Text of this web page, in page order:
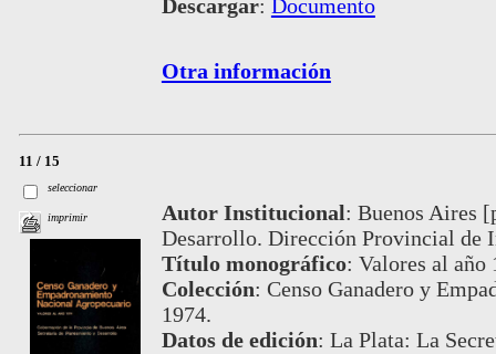
Descargar: Documento
Otra información
11 / 15
seleccionar
imprimir Autor Institucional: Buenos Aires
Desarrollo. Dirección Provincial de
Título monográfico: Valores al año
Colección: Censo Ganadero y
1974.
Datos de edición: La Plata: La